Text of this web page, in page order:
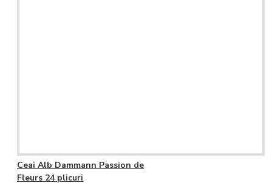
Ceai Alb Dammann Passion de
Fleurs 24 plicuri